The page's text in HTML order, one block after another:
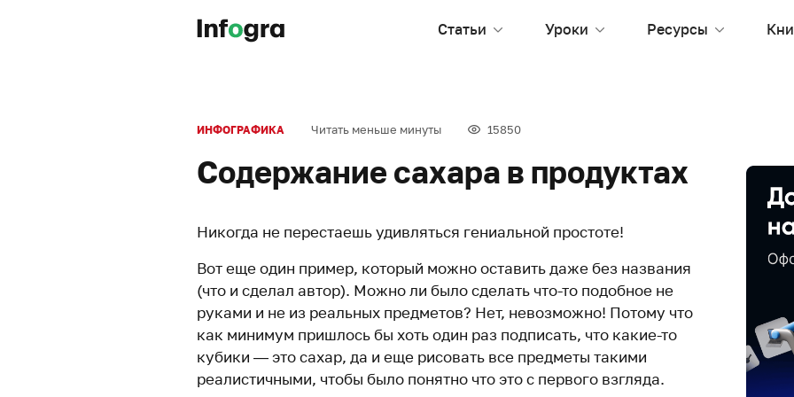
Статьи Уроки Ресурсы
ИНФОГРАФИКА Читать меньше минуты 15850
Содержание сахара в продуктах
Никогда не перестаешь удивляться гениальной простоте!
Вот еще один пример, который можно оставить даже без названия
(что и сделал автор). Можно ли было сделать что-то подобное не
руками и не из реальных предметов? Нет, невозможно! Потому что
как минимум пришлось бы хоть один раз подписать, что какие-то
кубики — это сахар, да и еще рисовать все предметы такими
реалистичными, чтобы было понятно что это с первого взгляда.